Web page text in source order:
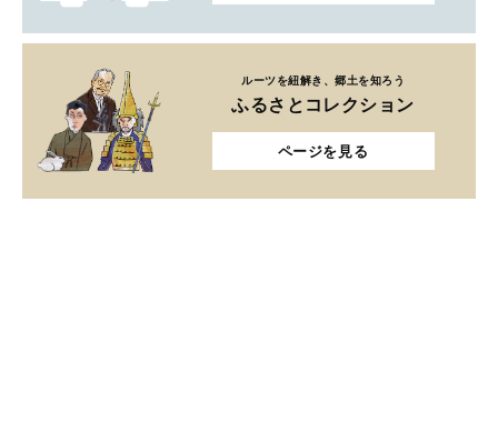
ルーツを紐解き、郷土を知ろう
ふるさとコレクション
ページを見る